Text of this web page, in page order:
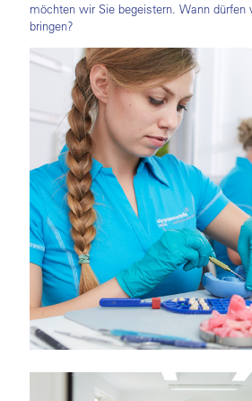
möchten wir Sie begeistern. Wann dürfen
bringen?